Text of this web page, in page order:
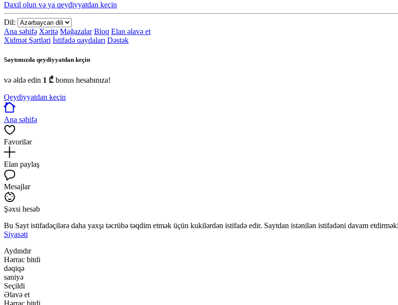
Daxil olun və ya qeydiyyatdan keçin
Dil:
Ana səhifə Xəritə Mağazalar Bloq Elan əlavə et
Xidmət Şərtləri İstifadə qaydaları Dəstək
Saytımızda qeydiyyatdan keçin
və əldə edin 1 ₾ bonus hesabınıza!
Qeydiyyatdan keçin
Ana səhifə
Favorilər
Elan paylaş
Mesajlar
Şəxsi hesab
Bu Sayt istifadəçilərə daha yaxşı təcrübə təqdim etmək üçün kukilərdən istifadə edir. Saytdan istənilən istifadəni davam
Siyasəti
Aydındır
Hərrac bitdi
dəqiqə
saniyə
Seçildi
Əlavə et
Hərrac bitdi